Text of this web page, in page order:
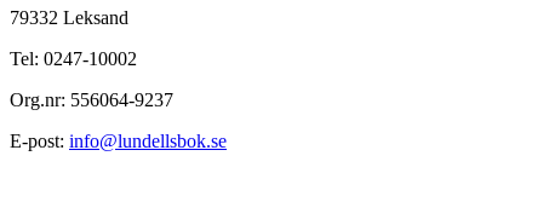
79332 Leksand
Tel: 0247-10002
Org.nr: 556064-9237
E-post: info@lundellsbok.se